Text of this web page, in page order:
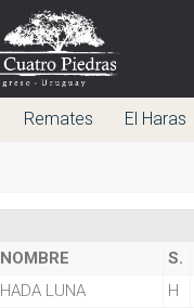
Remates El Haras
NOMBRE S.
HADA LUNA H